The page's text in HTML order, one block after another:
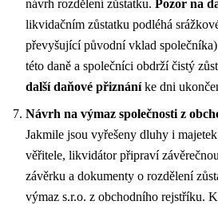
návrh rozdělení zůstatku. Pozor na
likvidačním zůstatku podléhá
převyšující původní vklad
této daně a společníci obdrží čistý
další daňové přiznáníke dni
Návrh na výmaz společnosti z
Jakmile jsou vyřešeny dluhy i
věřitele, likvidátor připraví
závěrku a dokumenty o rozdělení
výmaz s.r.o. z obchodního rejstříku.